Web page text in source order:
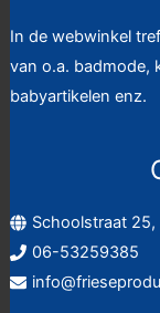
In de webwinkel
van o.a. badmode,
babyartikelen enz.
Schoolstraat 25,
06-53259385